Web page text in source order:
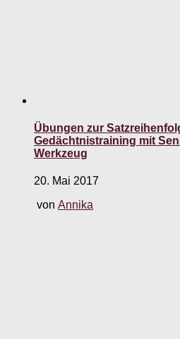
Übungen zur
Gedächtnistraining mit
Werkzeug
20. Mai 2017
von Annika